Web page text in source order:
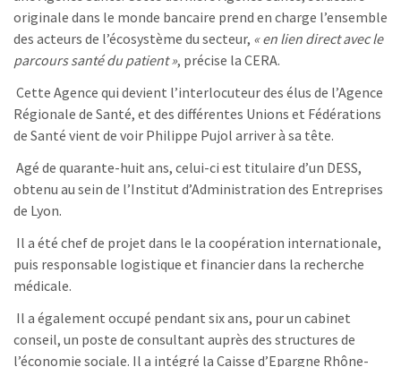
originale dans le monde bancaire prend en charge l’ensemble
des acteurs de l’écosystème du secteur, « en lien direct avec le
parcours santé du patient », précise la CERA.
Cette Agence qui devient l’interlocuteur des élus de l’Agence
Régionale de Santé, et des différentes Unions et Fédérations
de Santé vient de voir Philippe Pujol arriver à sa tête.
Agé de quarante-huit ans, celui-ci est titulaire d’un DESS,
obtenu au sein de l’Institut d’Administration des Entreprises
de Lyon.
Il a été chef de projet dans le la coopération internationale,
puis responsable logistique et financier dans la recherche
médicale.
Il a également occupé pendant six ans, pour un cabinet
conseil, un poste de consultant auprès des structures de
l’économie sociale. Il a intégré la Caisse d’Epargne Rhône-